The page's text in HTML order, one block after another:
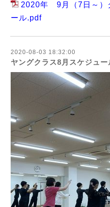
2020年 9月（7日～）
ール.pdf
2020-08-03 18:32:00
ヤングクラス8月スケジュー